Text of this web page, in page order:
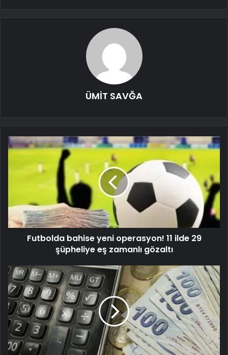
ÜMİT SAVĞA
Futbolda bahise yeni operasyon! 11 ilde 29
şüpheliye eş zamanlı gözaltı